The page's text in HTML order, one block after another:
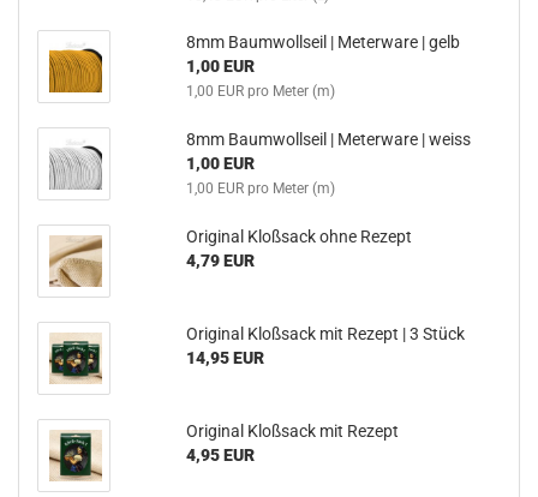
8mm Baumwollseil | Meterware | gelb
1,00 EUR
1,00 EUR pro Meter (m)
8mm Baumwollseil | Meterware | weiss
1,00 EUR
1,00 EUR pro Meter (m)
Original Kloßsack ohne Rezept
4,79 EUR
Original Kloßsack mit Rezept | 3 Stück
14,95 EUR
Original Kloßsack mit Rezept
4,95 EUR